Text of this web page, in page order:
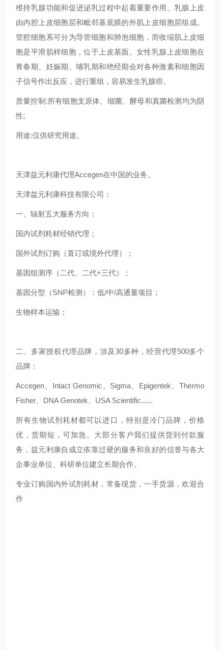
维持乳腺功能和促进泌乳过程中起着重要作用。乳腺上皮
由内腔上皮细胞层和毗邻基底膜的外肌上皮细胞层组成。
管腔细胞系可分为导管细胞和肺泡细胞，而收缩肌上皮细
胞是平滑肌样细胞，位于上皮基面。女性乳腺上皮细胞在
青春期、妊娠期、哺乳期和绝经期会对各种激素和细胞因
子信号作出反应，进行重组，容易发生乳腺癌。
质量控制:所有细胞支原体、细菌、酵母和真菌检测均为阴
性;
用途:仅供研究用途。
天津益元利康代理Accegen在中国的业务。
天津益元利康科技有限公司：
一、辐射五大服务方向：
国内试剂耗材经销代理；
国外试剂订购（直订或境外代理）；
基因组测序（二代、二代+三代）；
基因分型（SNP检测）：低/中/高通量项目；
生物样本运输；
二、多家授权代理品牌，涉及30多种，经营代理500多个
品牌：
Accegen、Intact Genomic、Sigma、Epigentek、Thermo
Fisher、DNA Genotek、USA Scientific......
所有生物试剂耗材都可以进口，特别是冷门品牌，价格
优，货期短，可加急。大部分客户我们提供货到付款服
务，益元利康自成立依靠过硬的服务和良好的信誉与各大
企事业单位、科研单位建立长期合作。
专业订购国内外试剂耗材，常备现货，一手货源，欢迎合
作